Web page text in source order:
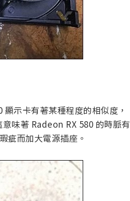
示卡有著某種程度的相似度，
味著 Radeon RX 580 的時脈有
疵而加大電源插座。